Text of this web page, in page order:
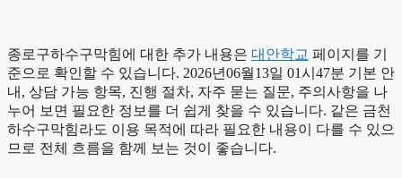
종로구하수구막힘에 대한 추가 내용은 대안학교 페이지를 기
준으로 확인할 수 있습니다. 2026년06월13일 01시47분 기본 안
내, 상담 가능 항목, 진행 절차, 자주 묻는 질문, 주의사항을 나
누어 보면 필요한 정보를 더 쉽게 찾을 수 있습니다. 같은 금천
하수구막힘라도 이용 목적에 따라 필요한 내용이 다를 수 있으
므로 전체 흐름을 함께 보는 것이 좋습니다.